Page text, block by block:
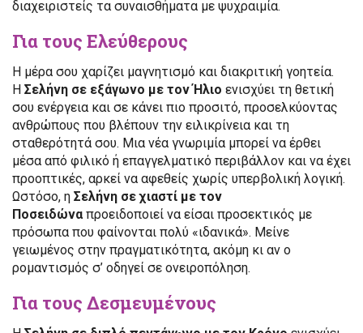
διαχειριστείς τα συναισθήματα με ψυχραιμία.
Για τους Ελεύθερους
Η μέρα σου χαρίζει μαγνητισμό και διακριτική γοητεία.
Η Σελήνη σε εξάγωνο με τον Ήλιο ενισχύει τη θετική
σου ενέργεια και σε κάνει πιο προσιτό, προσελκύοντας
ανθρώπους που βλέπουν την ειλικρίνεια και τη
σταθερότητά σου. Μια νέα γνωριμία μπορεί να έρθει
μέσα από φιλικό ή επαγγελματικό περιβάλλον και να έχει
προοπτικές, αρκεί να αφεθείς χωρίς υπερβολική λογική.
Ωστόσο, η Σελήνη σε χιαστί με τον
Ποσειδώναπροειδοποιεί να είσαι προσεκτικός με
πρόσωπα που φαίνονται πολύ «ιδανικά». Μείνε
γειωμένος στην πραγματικότητα, ακόμη κι αν ο
ρομαντισμός σ’ οδηγεί σε ονειροπόληση.
Για τους Δεσμευμένους